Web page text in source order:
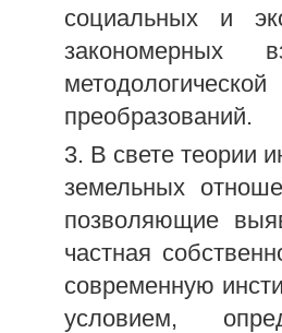
социальных и
закономерных
преобразований.
3. В свете теории
земельных
позволяющие
частная
современную
условием,